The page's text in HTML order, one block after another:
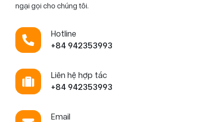
ngại gọi cho chúng tôi.
Hotline
+84 942353993
Liên hệ hợp tác
+84 942353993
Email